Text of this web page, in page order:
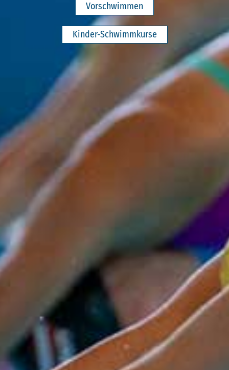
Vorschwimmen
Kinder-Schwimmkurse